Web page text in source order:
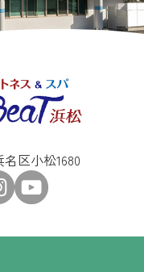
区小松1680